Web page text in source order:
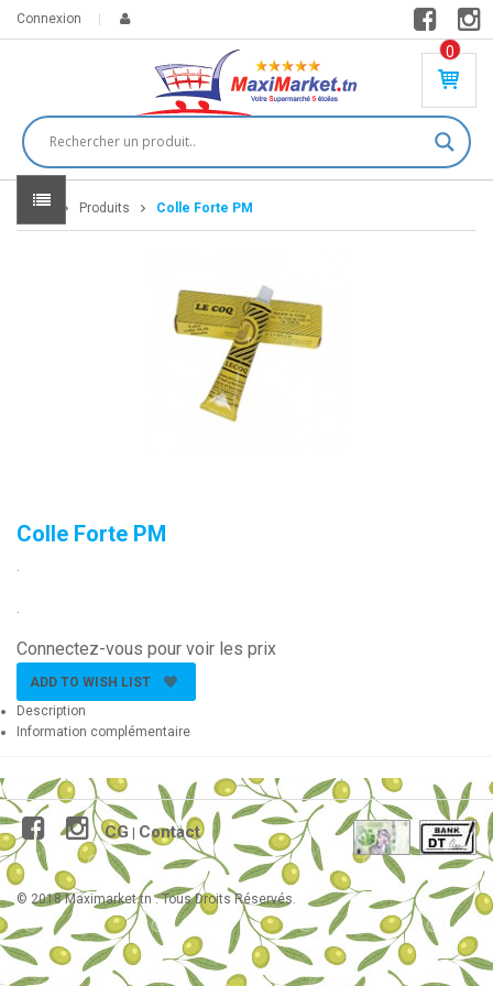
Connexion
0
PR
DU
IT(
S)
Home Produits Colle Forte PM
Colle Forte PM
.
.
Connectez-vous pour voir les prix
ADD TO WISH LIST
Description
Information complémentaire
CG Contact
© 2018 Maximarket.tn . Tous Droits Réservés.